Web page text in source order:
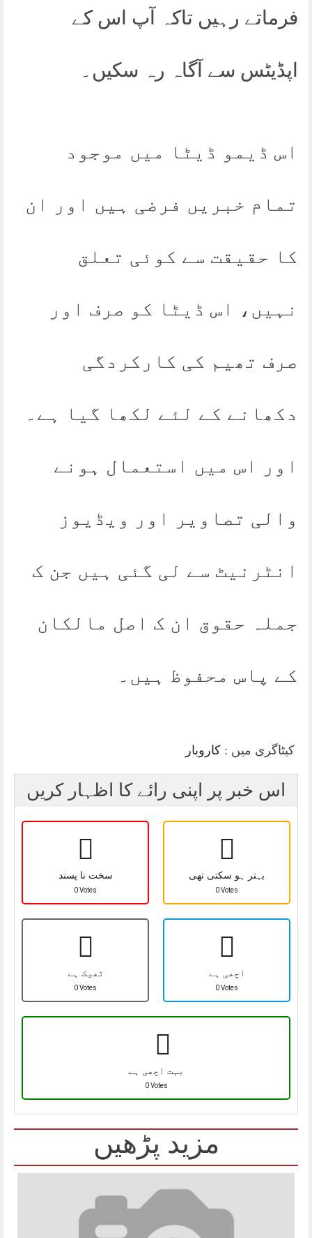
فرماتے رہیں تاکہ آپ اس کے
اپڈیٹس سے آگاہ رہ سکیں۔
اس ڈیمو ڈیٹا میں موجود
تمام خبریں فرضی ہیں اور ان
کا حقیقت سے کوئی تعلق
نہیں، اس ڈیٹا کو صرف اور
صرف تھیم کی کارکردگی
دکھانے کے لئے لکھا گیا ہے۔
اور اس میں استعمال ہونے
والی تصاویر اور ویڈیوز
انٹرنیٹ سے لی گئی ہیں جن ک
جملہ حقوق ان ک اصل مالکان
کے پاس محفوظ ہیں۔
کیٹاگری میں : کاروبار
اس خبر پر اپنی رائے کا اظہار کریں
سخت نا پسند
0 Votes
بہتر ہو سکتی تھی
0 Votes
ٹھیک ہے
0 Votes
اچھی ہے
0 Votes
بہت اچھی ہے
0 Votes
مزید پڑھیں